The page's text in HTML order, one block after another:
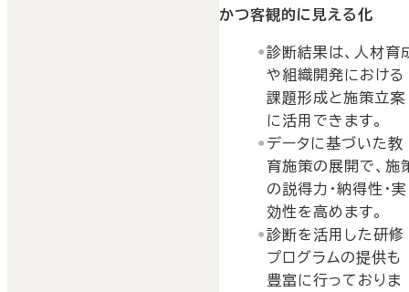
かつ客観的に見える化
診断結果は、人材育
や組織開発における
課題形成と施策立案
に活用できます。
データに基づいた教
育施策の展開で、施
の説得力・納得性・実
効性を高めます。
診断を活用した研修
プログラムの提供も
豊富に行っておりま